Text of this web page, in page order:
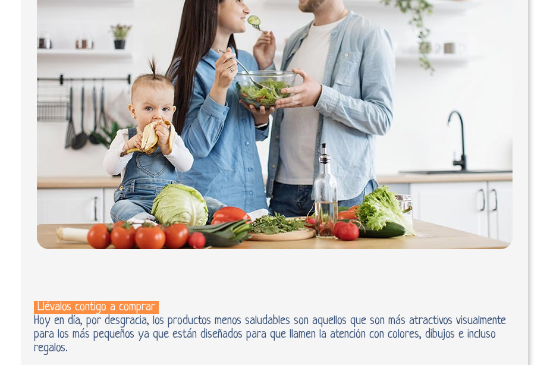
Llévalos contigo a comprar
Hoy en día, por desgracia, los productos menos saludables son aquellos que son más atractivos visualmente
para los más pequeños ya que están diseñados para que llamen la atención con colores, dibujos e incluso
regalos.